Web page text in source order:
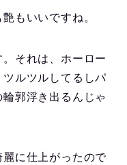
もいいですね。
それは、ホーロー
ルツルしてるしパ
郭浮き出るんじゃ
に仕上がったので